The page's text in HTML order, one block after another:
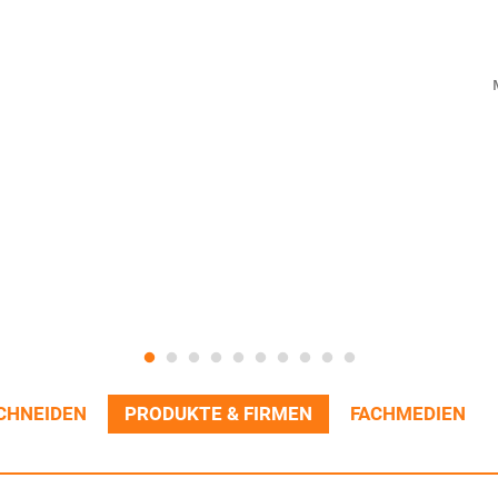
PRODUKTE & FIRMEN FACHMEDIEN